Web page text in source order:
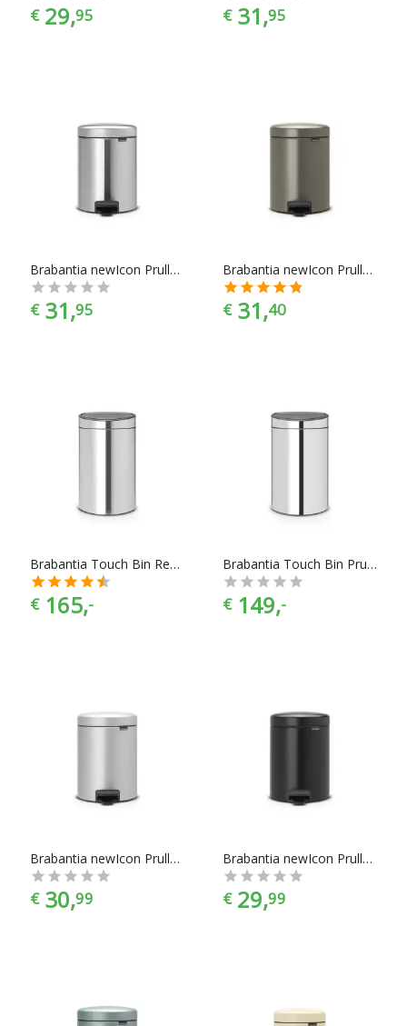
€ 29,95 € 31,95
Brabantia newIcon Prullenbak - 5 l - Matt Steel
€ 31,95
Brabantia newIcon Prullenbak - 5 l - Platinum
€ 31,40
Brabantia Touch Bin Recycle Prullenbak - 10+23 l - Matt Steel Fingerprint Proof
€ 165,-
Brabantia Touch Bin Prullenbak - 40 l - Brilliant Steel
€ 149,-
Brabantia newIcon Prullenbak - 5 l - Metallic Grey
€ 30,99
Brabantia newIcon Prullenbak - 5 l - Zwart
€ 29,99